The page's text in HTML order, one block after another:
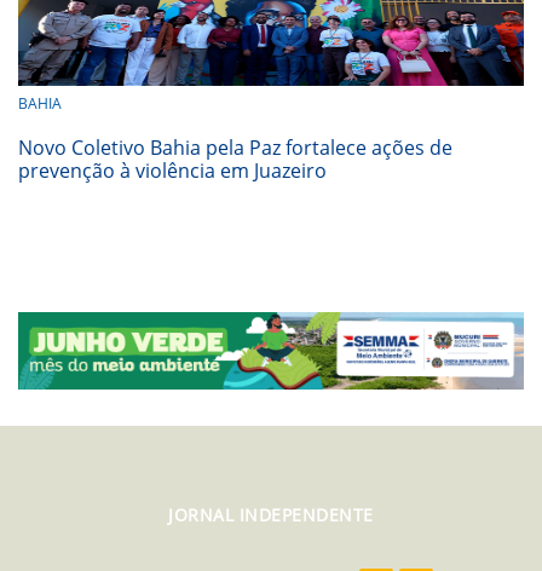
BAHIA
Novo Coletivo Bahia pela Paz fortalece ações de
prevenção à violência em Juazeiro
JORNAL INDEPENDENTE